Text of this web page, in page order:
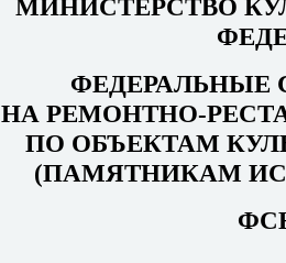
МИНИСТЕРСТВО
НА РЕМОНТНО-РЕСТ
ПО ОБЪЕКТАМ
(ПАМЯТНИКАМ